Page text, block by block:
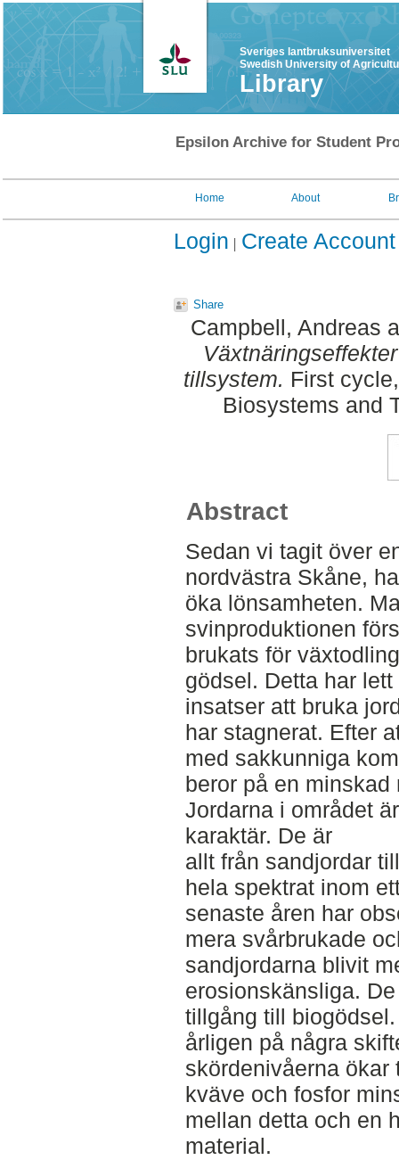
Sveriges lantbruksuniversitet
Swedish University of
Library
Epsilon Archive for Student
Home About
Login Create Account
Share
Campbell, Andreas
tillsystem. First
Biosystems and
Abstract
Sedan vi tagit över
nordvästra Skåne,
öka lönsamheten.
svinproduktionen
brukats för
gödsel. Detta har
insatser att bruka
har stagnerat. Efter
med sakkunniga
beror på en
Jordarna i området
karaktär. De är
allt från sandjordar
hela spektrat inom
senaste åren har
mera svårbrukade
sandjordarna blivit
erosionskänsliga.
tillgång till
årligen på några
skördenivåerna
kväve och fosfor
mellan detta och en
material.